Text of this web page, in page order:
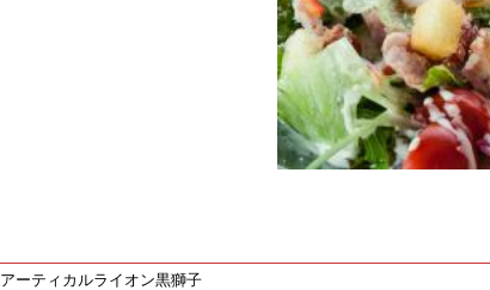
アーティカルライオン黒獅子